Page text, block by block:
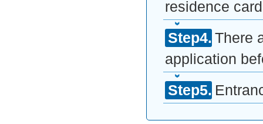
residence
There
application